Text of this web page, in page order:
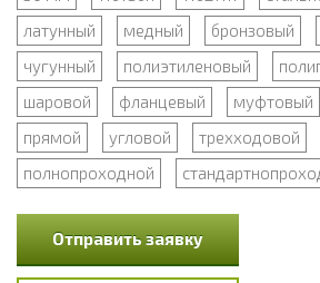
латунный
медный бронзовый
чугунный
полиэтиленовый
шаровой
фланцевый муфтовый
прямой
угловой
трехходовой
полнопроходной
Отправить заявку